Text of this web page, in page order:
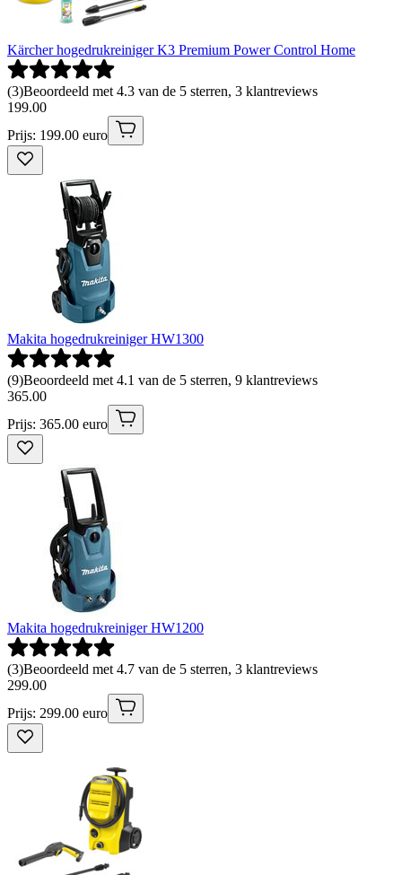
Kärcher hogedrukreiniger K3 Premium Power Control Home
(3)Beoordeeld met 4.3 van de 5 sterren, 3 klantreviews
199.00
Prijs: 199.00 euro
Makita hogedrukreiniger HW1300
(9)Beoordeeld met 4.1 van de 5 sterren, 9 klantreviews
365.00
Prijs: 365.00 euro
Makita hogedrukreiniger HW1200
(3)Beoordeeld met 4.7 van de 5 sterren, 3 klantreviews
299.00
Prijs: 299.00 euro